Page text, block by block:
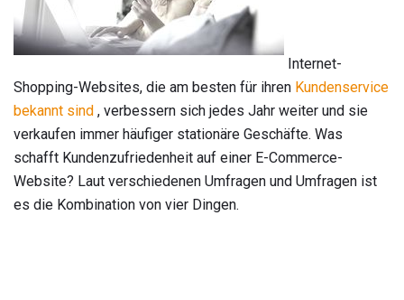
Internet-
Shopping-Websites, die am besten für ihren Kundenservice
bekannt sind , verbessern sich jedes Jahr weiter und sie
verkaufen immer häufiger stationäre Geschäfte. Was
schafft Kundenzufriedenheit auf einer E-Commerce-
Website? Laut verschiedenen Umfragen und Umfragen ist
es die Kombination von vier Dingen.